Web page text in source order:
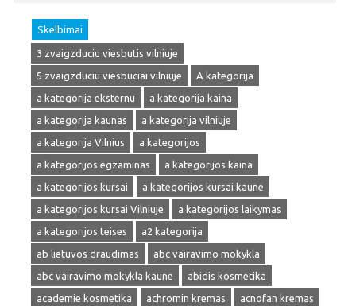
Skelbimai
3 zvaigzduciu viesbutis vilniuje
5 zvaigzduciu viesbuciai vilniuje
A kategorija
a kategorija eksternu
a kategorija kaina
a kategorija kaunas
a kategorija vilniuje
a kategorija Vilnius
a kategorijos
a kategorijos egzaminas
a kategorijos kaina
a kategorijos kursai
a kategorijos kursai kaune
a kategorijos kursai Vilniuje
a kategorijos laikymas
a kategorijos teises
a2 kategorija
ab lietuvos draudimas
abc vairavimo mokykla
abc vairavimo mokykla kaune
abidis kosmetika
academie kosmetika
achromin kremas
acnofan kremas